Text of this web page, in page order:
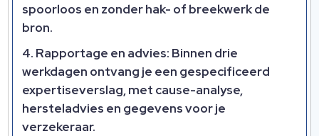
spoorloos en zonder hak- of breekwerk de
bron.
Rapportage en advies: Binnen drie
werkdagen ontvang je een gespecificeerd
expertiseverslag, met cause-analyse,
hersteladvies en gegevens voor je
verzekeraar.